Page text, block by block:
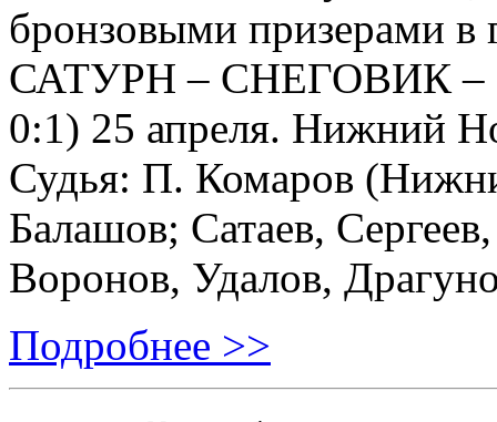
бронзовыми призерами
САТУРН – СНЕГОВИК –
0:1) 25 апреля. Нижний
Судья: П. Комаров
Балашов; Сатаев,
Воронов, Удалов,
Подробнее >>